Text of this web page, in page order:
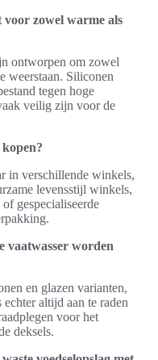
zowel warme als
ontworpen om zowel
weerstaan. Siliconen
tegen hoge
veilig zijn voor de
in verschillende winkels,
levensstijl winkels,
gespecialiseerde
vaatwasser worden
en glazen varianten,
altijd aan te raden
voor het
deksels.